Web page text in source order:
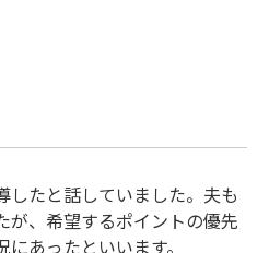
したと話していました。夫も
が、希望するポイントの優先
あったといいます。